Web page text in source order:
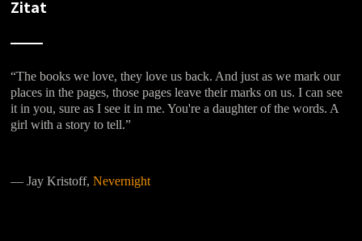
Zitat
“The books we love, they love us back. And just as we mark our
places in the pages, those pages leave their marks on us. I can see
it in you, sure as I see it in me. You're a daughter of the words. A
girl with a story to tell.”
―Jay Kristoff,Nevernight